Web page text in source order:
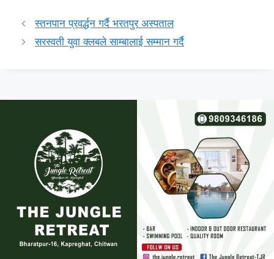
स्तनपान प्रवर्द्धन गर्दै भरतपुर अस्पताल
सरस्वती युवा क्लबले साम्बालाई सम्मान गर्दै